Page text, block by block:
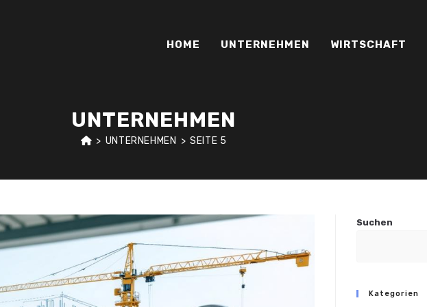
HOME UNTERNEHMEN WIRTSCHAFT
UNTERNEHMEN
> UNTERNEHMEN > SEITE 5
Suchen
Kategorien